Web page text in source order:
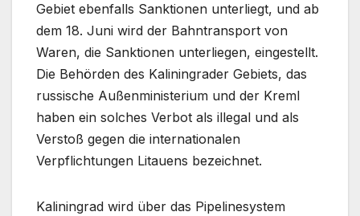
Gebiet ebenfalls Sanktionen unterliegt, und ab
dem 18. Juni wird der Bahntransport von
Waren, die Sanktionen unterliegen, eingestellt.
Die Behörden des Kaliningrader Gebiets, das
russische Außenministerium und der Kreml
haben ein solches Verbot als illegal und als
Verstoß gegen die internationalen
Verpflichtungen Litauens bezeichnet.
Kaliningrad wird über das Pipelinesystem